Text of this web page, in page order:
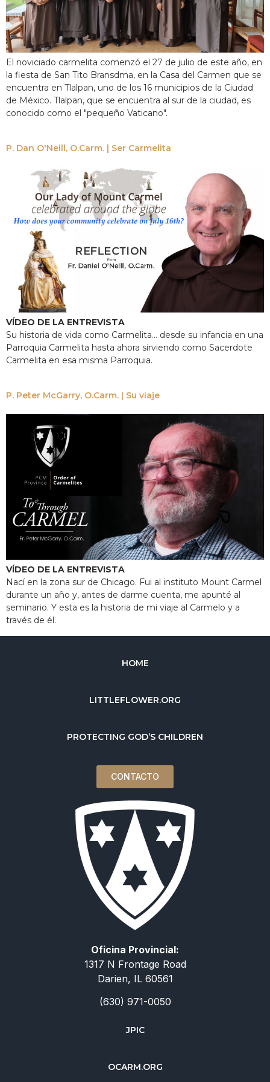
El noviciado carmelita comenzó el 27 de julio de este año, en
la fiesta de San Tito Bransdma, en la Casa del Carmen que se
encuentra en Tlalpan, uno de los 16 municipios de la Ciudad
de México. Tlalpan, que se encuentra al sur de la ciudad, es
conocido como el "pequeño Vaticano".
P. Dan O'Neill, O.Carm. | Ser Carmelita
VÍDEO DE LA ENTREVISTA
Su historia de vida como Carmelita... desde su infancia en una
Parroquia Carmelita hasta ahora sirviendo como Sacerdote
Carmelita en esa misma Parroquia.
P. Peter McGarry, O.Carm. | Su viaje
VÍDEO DE LA ENTREVISTA
Nací en la zona sur de Chicago. Fui al instituto Mount Carmel
durante un año y, antes de darme cuenta, me apunté al
seminario. Y esta es la historia de mi viaje al Carmelo y a
través de él.
HOME
LITTLEFLOWER.ORG
PROTECTING GOD’S CHILDREN
CONTACTO
Oficina Provincial:
1317 N Frontage Road
Darien, IL 60561
(630) 971-0050
JPIC
OCARM.ORG